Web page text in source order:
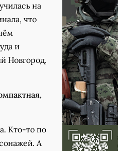
на
что
и
Новгород,
Кто-то по
А